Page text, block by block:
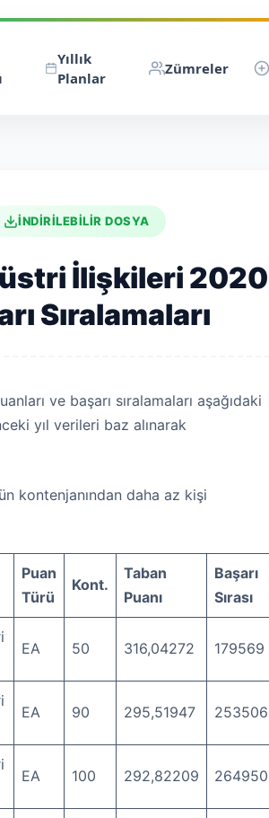
Yıllık
Planlar
Zümreler
İNDİRİLEBİLİR DOSYA
İlişkileri 2020
Sıralamaları
ve başarı sıralamaları aşağıdaki
yıl verileri baz alınarak
kontenjanından daha az kişi
Puan
Türü
Kont.
Taban
Puanı
Başarı
Sırası
EA 50 316,04272 179569
EA 90 295,51947 253506
EA 100 292,82209 264950